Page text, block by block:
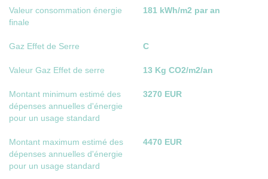
Valeur consommation énergie
finale
181 kWh/m2 par an
Gaz Effet de Serre C
Valeur Gaz Effet de serre 13 Kg CO2/m2/an
Montant minimum estimé des
dépenses annuelles d'énergie
pour un usage standard
3270 EUR
Montant maximum estimé des
dépenses annuelles d'énergie
pour un usage standard
4470 EUR